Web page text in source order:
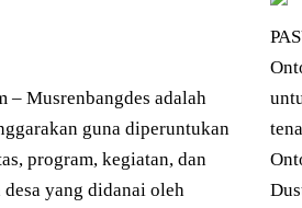
– Musrenbangdes adalah
guna diperuntukan
program, kegiatan, dan
yang didanai oleh